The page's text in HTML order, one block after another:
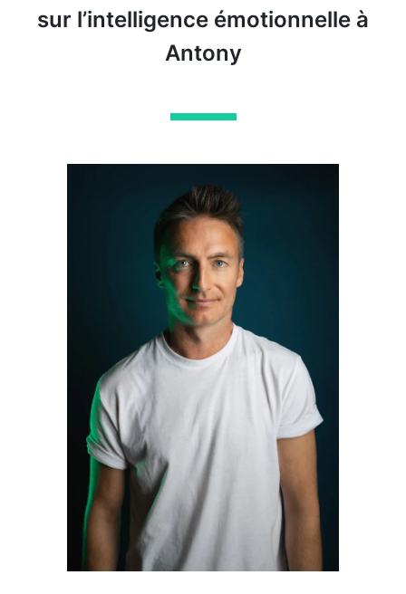
sur l’intelligence émotionnelle à
Antony